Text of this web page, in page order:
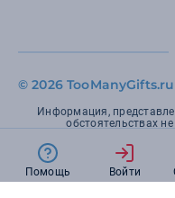
© 2026 TooManyGifts.ru
Информация,
обстоятельствах
Помощь Войти